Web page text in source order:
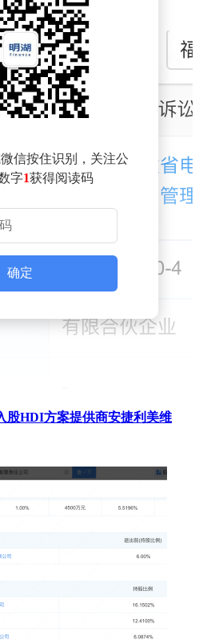
002217）等共同出资。
信按住识别，关注公
字1获得阅读码
确定
股HDI方案提供商安捷利美维